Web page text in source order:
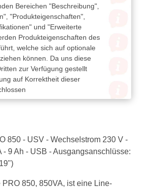
Bereichen "Beschreibung",
"Produkteigenschaften",
und "Erweiterte
Produkteigenschaften des
welche sich auf optionale
können. Da uns diese
zur Verfügung gestellt
auf Korrektheit dieser
850 - USV - Wechselstrom 230 V -
- 9 Ah - USB - Ausgangsanschlüsse:
850, 850VA, ist eine Line-